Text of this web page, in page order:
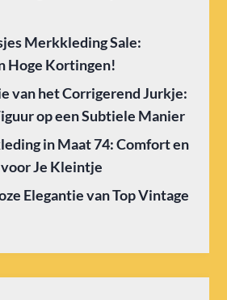
Merkkleding Sale:
Hoge Kortingen!
van het Corrigerend Jurkje:
op een Subtiele Manier
in Maat 74: Comfort en
Je Kleintje
Elegantie van Top Vintage